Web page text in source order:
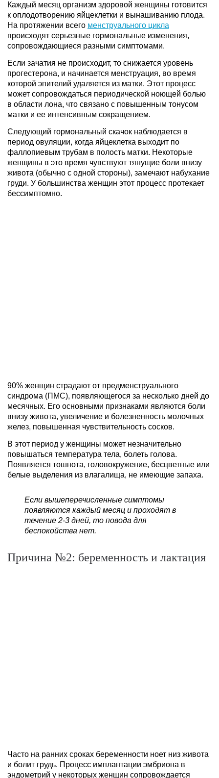
Каждый месяц организм здоровой женщины готовится
к оплодотворению яйцеклетки и вынашиванию плода.
На протяжении всего менструального цикла
происходят серьезные гормональные изменения,
сопровождающиеся разными симптомами.
Если зачатия не происходит, то снижается уровень
прогестерона, и начинается менструация, во время
которой эпителий удаляется из матки. Этот процесс
может сопровождаться периодической ноющей болью
в области лона, что связано с повышенным тонусом
матки и ее интенсивным сокращением.
Следующий гормональный скачок наблюдается в
период овуляции, когда яйцеклетка выходит по
фаллопиевым трубам в полость матки. Некоторые
женщины в это время чувствуют тянущие боли внизу
живота (обычно с одной стороны), замечают набухание
груди. У большинства женщин этот процесс протекает
бессимптомно.
90% женщин страдают от предменструального
синдрома (ПМС), появляющегося за несколько дней до
месячных. Его основными признаками являются боли
внизу живота, увеличение и болезненность молочных
желез, повышенная чувствительность сосков.
В этот период у женщины может незначительно
повышаться температура тела, болеть голова.
Появляется тошнота, головокружение, бесцветные или
белые выделения из влагалища, не имеющие запаха.
Если вышеперечисленные симптомы
появляются каждый месяц и проходят в
течение 2-3 дней, то повода для
беспокойства нет.
Причина №2: беременность и лактация
Часто на ранних сроках беременности ноет низ живота
и болит грудь. Процесс имплантации эмбриона в
эндометрий у некоторых женщин сопровождается